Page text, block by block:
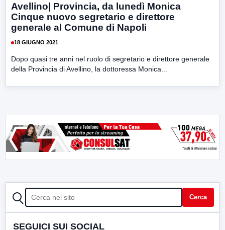
Avellino| Provincia, da lunedì Monica
Cinque nuovo segretario e direttore
generale al Comune di Napoli
18 GIUGNO 2021
Dopo quasi tre anni nel ruolo di segretario e direttore generale
della Provincia di Avellino, la dottoressa Monica...
CERCA Cerca
SEGUICI SUI SOCIAL